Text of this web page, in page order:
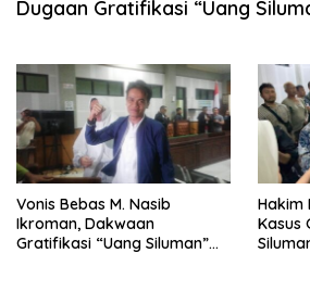
Dugaan Gratifikasi “Uang
Vonis Bebas M. Nasib
Ikroman, Dakwaan
Gratifikasi “Uang Siluman”
Hakim
Kasus